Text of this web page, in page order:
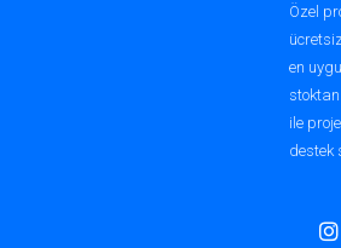
Işıklı Vinil
Diğer reklam
Homojen Işık
Görsel
Uzun Süreli
Özel
en
stoktan
ile
destek